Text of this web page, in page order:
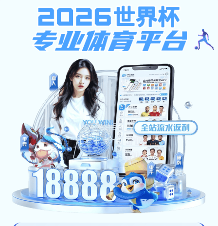
emc全站
数字门户 旧站入口